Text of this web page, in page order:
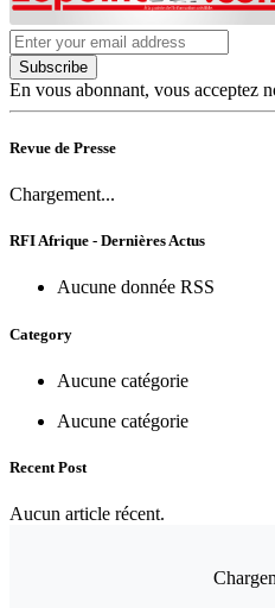
Subscribe
En vous abonnant, vous acceptez
Revue de Presse
Chargement...
RFI Afrique - Dernières Actus
Aucune donnée RSS
Category
Aucune catégorie
Aucune catégorie
Recent Post
Aucun article récent.